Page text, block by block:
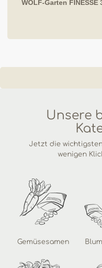
WOLF-Garten FINESSE
Unsere
Jetzt die
wenigen
Gemüsesamen